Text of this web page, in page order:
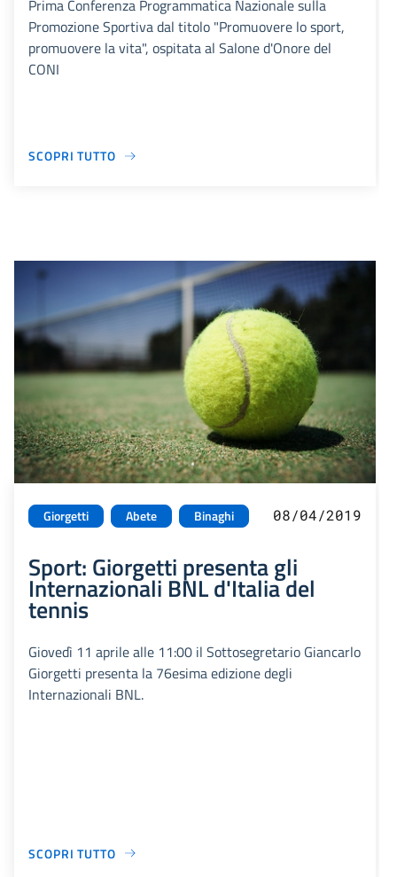
Prima Conferenza Programmatica Nazionale sulla
Promozione Sportiva dal titolo "Promuovere lo sport,
promuovere la vita", ospitata al Salone d'Onore del
CONI
SCOPRI TUTTO
Giorgetti Abete Binaghi 08/04/2019
Sport: Giorgetti presenta gli
Internazionali BNL d'Italia del
tennis
Giovedì 11 aprile alle 11:00 il Sottosegretario Giancarlo
Giorgetti presenta la 76esima edizione degli
Internazionali BNL.
SCOPRI TUTTO